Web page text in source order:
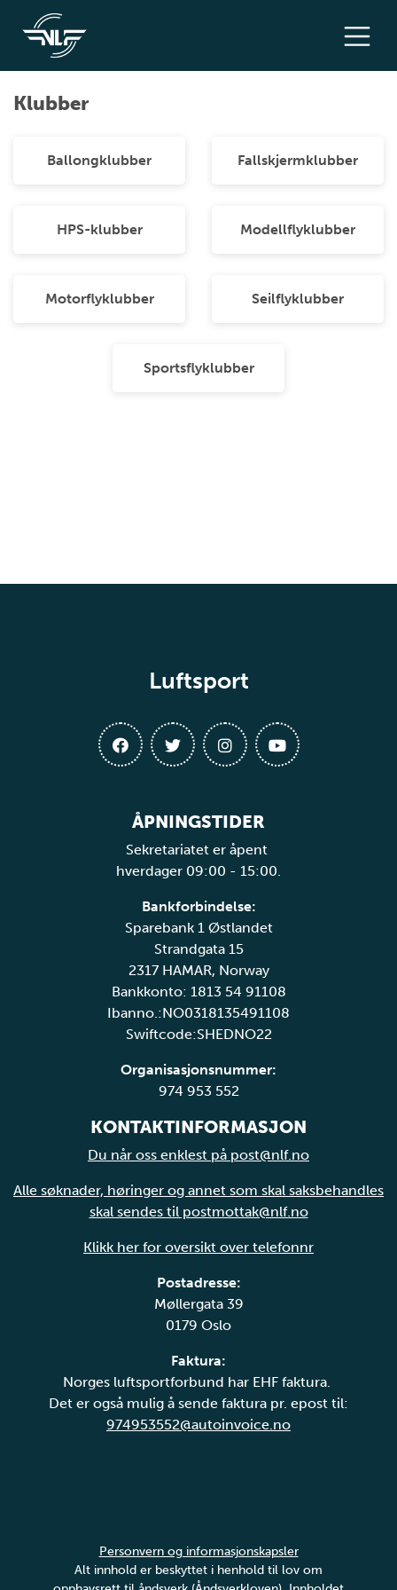
Klubber
Ballongklubber Fallskjermklubber
HPS-klubber Modellflyklubber
Motorflyklubber Seilflyklubber
Sportsflyklubber
Luftsport
ÅPNINGSTIDER
Sekretariatet er åpent
hverdager 09:00 - 15:00.
Bankforbindelse:
Sparebank 1 Østlandet
Strandgata 15
2317 HAMAR, Norway
Bankkonto: 1813 54 91108
Ibanno.:NO0318135491108
Swiftcode:SHEDNO22
Organisasjonsnummer:
974 953 552
KONTAKTINFORMASJON
Du når oss enklest på post@nlf.no
Alle søknader, høringer og annet som skal saksbehandles
skal sendes til postmottak@nlf.no
Klikk her for oversikt over telefonnr
Postadresse:
Møllergata 39
0179 Oslo
Faktura:
Norges luftsportforbund har EHF faktura.
Det er også mulig å sende faktura pr. epost til:
974953552@autoinvoice.no
Personvern og informasjonskapsler
Alt innhold er beskyttet i henhold til lov om